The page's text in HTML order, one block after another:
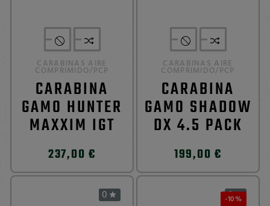
CARABINAS AIRE
COMPRIMIDO/PCP
CARABINA
GAMO HUNTER
MAXXIM IGT
237,00 €
CARABINAS AIRE
COMPRIMIDO/PCP
CARABINA
GAMO SHADOW
DX 4.5 PACK
199,00 €
0  -10%
0 